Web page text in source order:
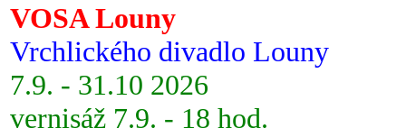
VOSA Louny
Vrchlického divadlo Louny
7.9. - 31.10 2026
vernisáž 7.9. - 18 hod.